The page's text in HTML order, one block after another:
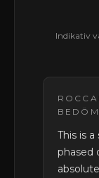
Indikativ
This is
phased